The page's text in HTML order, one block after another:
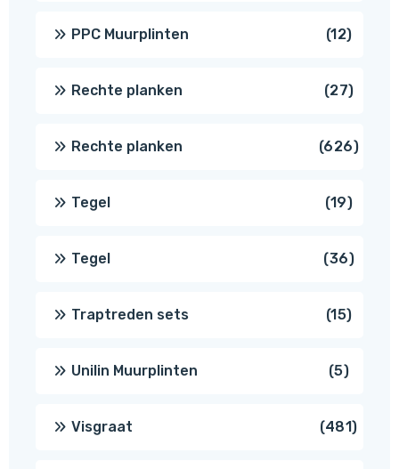
PPC Muurplinten 1212
Rechte planken 2727
Rechte planken 626626
Tegel 1919
Tegel 3636
Traptreden sets 1515
Unilin Muurplinten 55
Visgraat 481481